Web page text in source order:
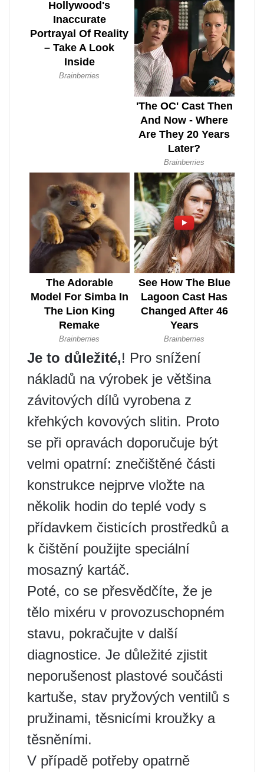
Je to důležité,! Pro snížení
nákladů na výrobek je většina
závitových dílů vyrobena z
křehkých kovových slitin. Proto
se při opravách doporučuje být
velmi opatrní: znečištěné části
konstrukce nejprve vložte na
několik hodin do teplé vody s
přídavkem čisticích prostředků a
k čištění použijte speciální
mosazný kartáč.
Poté, co se přesvědčíte, že je
tělo mixéru v provozuschopném
stavu, pokračujte v další
diagnostice. Je důležité zjistit
neporušenost plastové součásti
kartuše, stav pryžových ventilů s
pružinami, těsnicími kroužky a
těsněními.
V případě potřeby opatrně